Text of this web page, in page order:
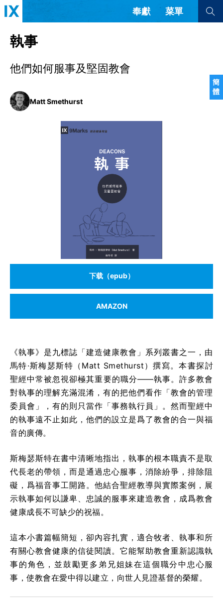
簡
體
奉獻 菜單
文章 書評 訪談
成員制與教會紀律
查看全部
查看全部
隱私條款
正體中文
葡萄牙語
达里语
羅馬尼亞語
意大利語
土耳其語
塞爾維亞語
執事
他們如何服事及堅固教會
Matt Smethurst
下载（epub）
AMAZON
《執事》是九標誌「建造健康教會」系列叢書之一，由
馬特·斯梅瑟斯特（Matt Smethurst）撰寫。本書探討
聖經中常被忽視卻極其重要的職分——執事。許多教會
對執事的理解充滿混淆，有的把他們看作「教會的管理
委員會」，有的則只當作「事務執行員」。然而聖經中
的執事遠不止如此，他們的設立是爲了教會的合一與福
音的廣傳。
斯梅瑟斯特在書中清晰地指出，執事的根本職責不是取
代長老的帶領，而是通過忠心服事，消除紛爭，排除阻
礙，爲福音事工開路。他結合聖經教導與實際案例，展
示執事如何以謙卑、忠誠的服事來建造教會，成爲教會
健康成長不可缺少的祝福。
這本小書篇幅簡短，卻內容扎實，適合牧者、執事和所
有關心教會健康的信徒閱讀。它能幫助教會重新認識執
事的角色，並鼓勵更多弟兄姐妹在這個職分中忠心服
事，使教會在愛中得以建立，向世人見證基督的榮耀。